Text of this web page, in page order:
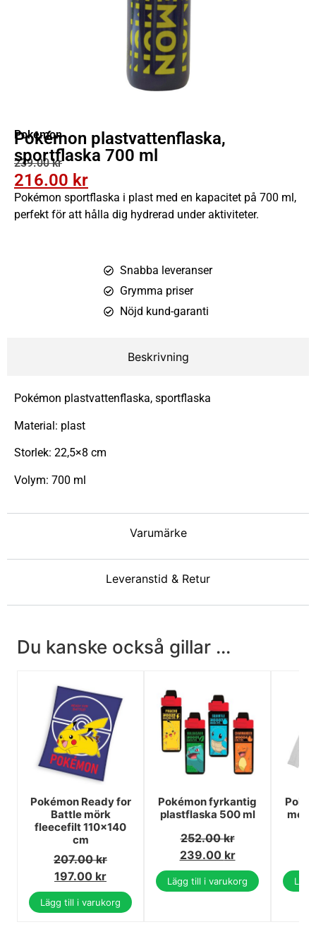
Pokemon
Pokémon plastvattenflaska,
sportflaska 700 ml
239.00kr
216.00 kr
Pokémon sportflaska i plast med en kapacitet på 700 ml,
perfekt för att hålla dig hydrerad under aktiviteter.
Snabba leveranser
Grymma priser
Nöjd kund-garanti
Beskrivning
Varumärke
Leveranstid & Retur
Pokémon plastvattenflaska, sportflaska
Material: plast
Storlek: 22,5×8 cm
Volym: 700 ml
Du kanske också gillar ...
Pokémon Ready for
Battle mörk
fleecefilt 110x140
cm
207.00kr
197.00 kr
Lägg till i varukorg
Pokémon fyrkantig
plastflaska 500 ml
252.00kr
239.00 kr
Lägg till i varukorg
med